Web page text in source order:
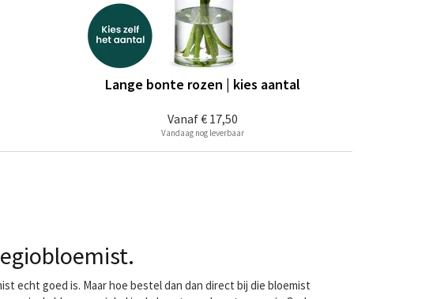
Vanaf€ 17,50
Lange bonte rozen | kies aantal
Vandaag nog leverbaar
echt goed is. Maar hoe bestel dan dan direct bij die bloemist